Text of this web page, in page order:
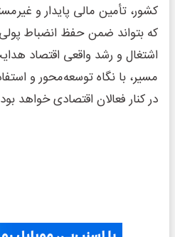
کشور، تأمین مالی پایدار و
که بتواند ضمن حفظ انضباط
اشتغال و رشد واقعی اقتصاد
مسیر، با نگاه توسعه‌محور و
در کنار فعالان اقتصادی خواهد